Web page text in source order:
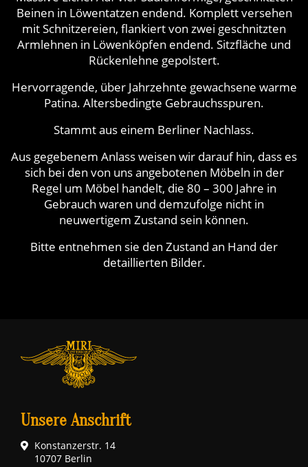
Beinen in Löwentatzen endend. Komplett versehen
mit Schnitzereien, flankiert von zwei geschnitzten
Armlehnen in Löwenköpfen endend. Sitzfläche und
Rückenlehne gepolstert.
Hervorragende, über Jahrzehnte gewachsene warme
Patina. Altersbedingte Gebrauchsspuren.
Stammt aus einem Berliner Nachlass.
Aus gegebenem Anlass weisen wir darauf hin, dass es
sich bei den von uns angebotenen Möbeln in der
Regel um Möbel handelt, die 80 – 300 Jahre in
Gebrauch waren und demzufolge nicht in
neuwertigem Zustand sein können.
Bitte entnehmen sie den Zustand an Hand der
detaillierten Bilder.
Unsere Anschrift
Konstanzerstr. 14
10707 Berlin